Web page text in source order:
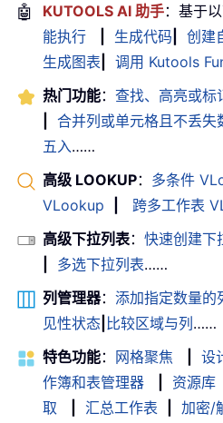
🤖 KUTOOLS AI 助手：基于
能执行
生成代码 创建
生成图表
调用 Kutools
热门功能： 查找、高亮或标
合并列或单元格且不丢失
五入……
高级 LOOKUP： 多条件
VLookup
跨多工作表
高级下拉列表： 快速创建下
多选下拉列表……
列管理器： 添加指定数量的
见性状态 比较区域与列 ……
特色功能： 网格聚焦 设
作簿和表管理器
资源库
取
汇总工作表 加密/